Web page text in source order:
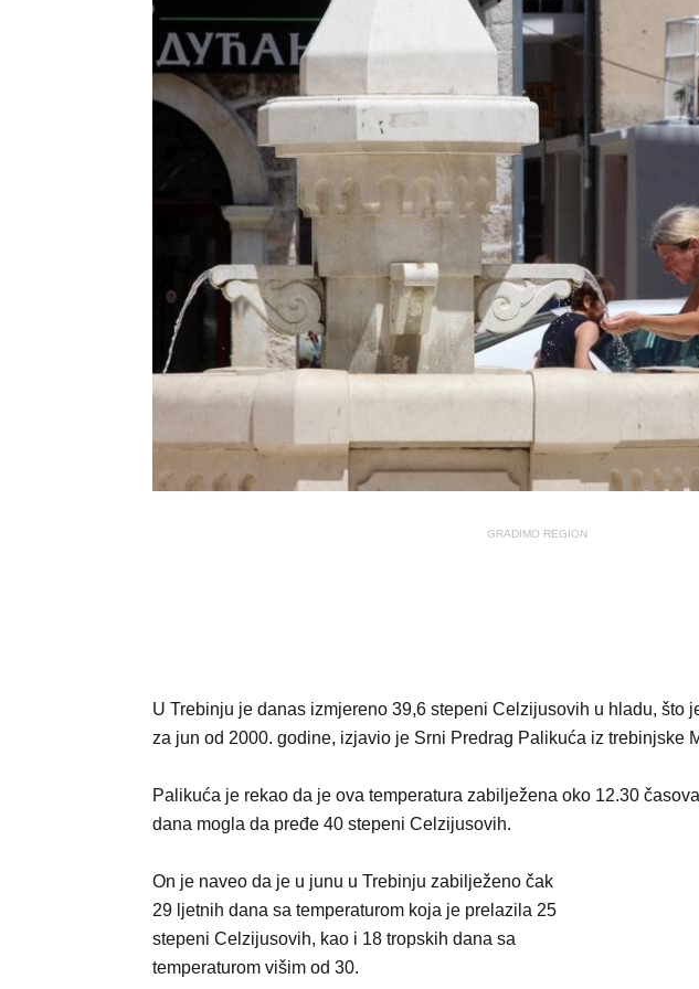
GRADIMO REGION
U Trebinju je danas izmjereno 39,6 stepeni Celzijusovih u hladu, što
za jun od 2000. godine, izjavio je Srni Predrag Palikuća iz trebinjske
Palikuća je rekao da je ova temperatura zabilježena oko 12.30
dana mogla da pređe 40 stepeni Celzijusovih.
On je naveo da je u junu u Trebinju zabilježeno čak
29 ljetnih dana sa temperaturom koja je prelazila 25
stepeni Celzijusovih, kao i 18 tropskih dana sa
temperaturom višim od 30.